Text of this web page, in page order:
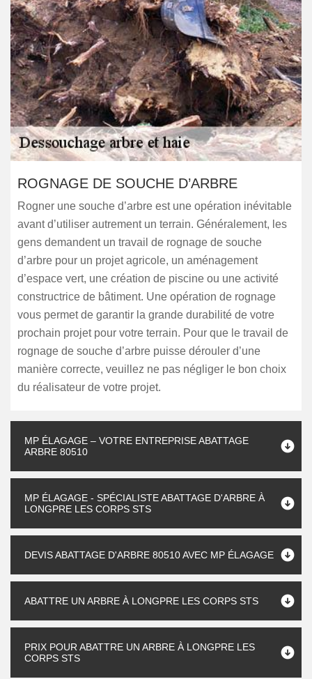
ROGNAGE DE SOUCHE D’ARBRE
Rogner une souche d’arbre est une opération inévitable
avant d’utiliser autrement un terrain. Généralement, les
gens demandent un travail de rognage de souche
d’arbre pour un projet agricole, un aménagement
d’espace vert, une création de piscine ou une activité
constructrice de bâtiment. Une opération de rognage
vous permet de garantir la grande durabilité de votre
prochain projet pour votre terrain. Pour que le travail de
rognage de souche d’arbre puisse dérouler d’une
manière correcte, veuillez ne pas négliger le bon choix
du réalisateur de votre projet.
MP ÉLAGAGE – VOTRE ENTREPRISE ABATTAGE
ARBRE 80510
MP ÉLAGAGE - SPÉCIALISTE ABATTAGE D'ARBRE À
LONGPRE LES CORPS STS
DEVIS ABATTAGE D'ARBRE 80510 AVEC MP ÉLAGAGE
ABATTRE UN ARBRE À LONGPRE LES CORPS STS
PRIX POUR ABATTRE UN ARBRE À LONGPRE LES
CORPS STS